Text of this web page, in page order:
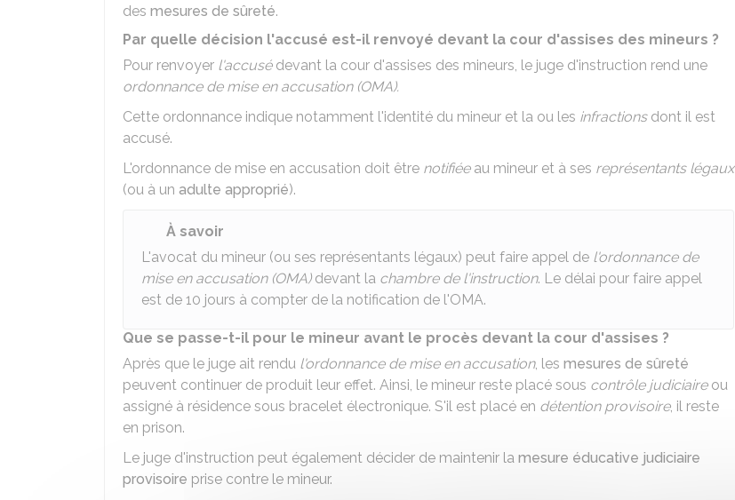
des mesures de sûreté.
Par quelle décision l'accusé est-il renvoyé devant la cour d'assises des mineurs ?
Pour renvoyer l'accusédevant la cour d'assises des mineurs, le juge d'instruction rend une
ordonnance de mise en accusation (OMA).
Cette ordonnance indique notamment l'identité du mineur et la ou les infractionsdont il est
accusé.
L'ordonnance de mise en accusation doit être notifiéeau mineur et à ses représentants légaux
(ou à un adulte approprié).
À savoir
L'avocat du mineur (ou ses représentants légaux) peut faire appel de l'ordonnance de
mise en accusation (OMA) devant la chambre de l'instruction. Le délai pour faire appel
est de 10 jours à compter de la notification de l'OMA.
Que se passe-t-il pour le mineur avant le procès devant la cour d'assises ?
Après que le juge ait rendu l'ordonnance de mise en accusation, les mesures de sûreté
peuvent continuer de produit leur effet. Ainsi, le mineur reste placé sous contrôle judiciaireou
assigné à résidence sous bracelet électronique. S'il est placé en détention provisoire, il reste
en prison.
Le juge d'instruction peut également décider de maintenir la mesure éducative judiciaire
provisoire prise contre le mineur.